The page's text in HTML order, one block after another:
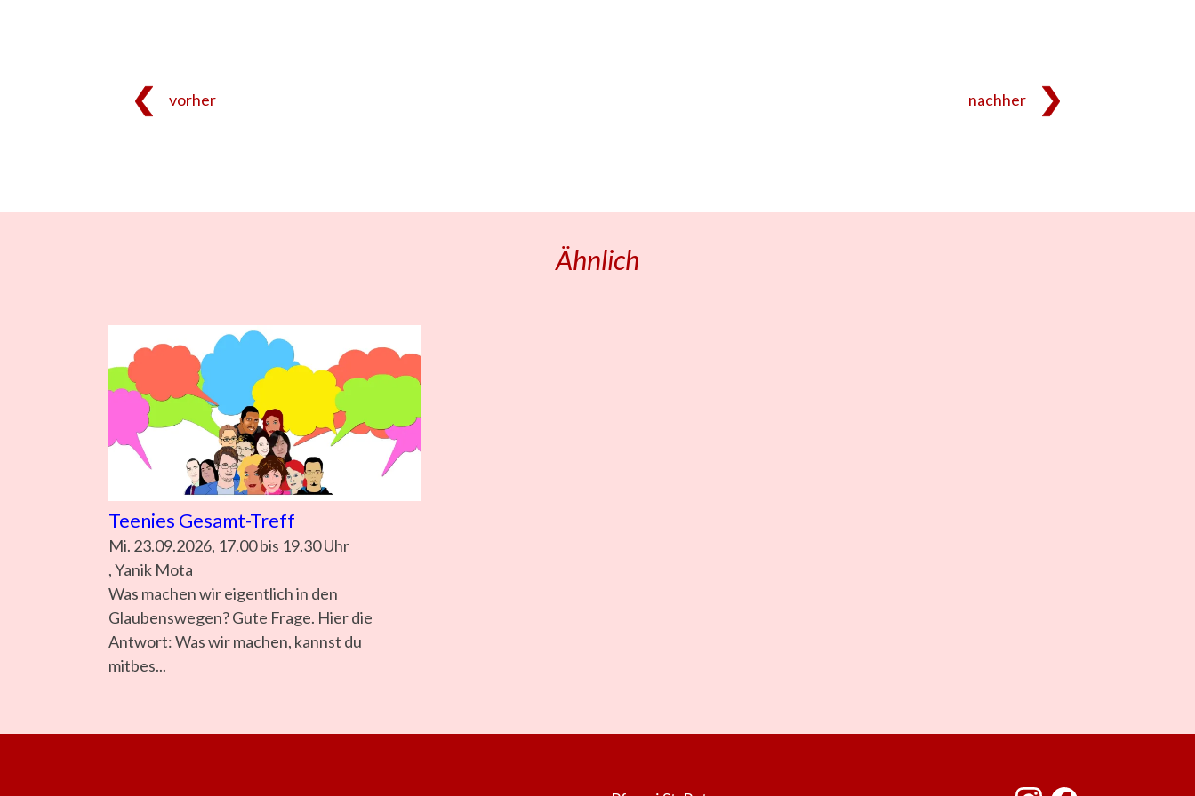
vorher nachher
Ähnlich
Teenies Gesamt-Treff
Mi. 23.09.2026, 17.00 bis 19.30 Uhr
, Yanik Mota
Was machen wir eigentlich in den
Glaubenswegen? Gute Frage. Hier die
Antwort: Was wir machen, kannst du
mitbes...